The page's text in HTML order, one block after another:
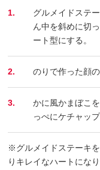
1.
グルメイドステ
ん中を斜めに切
ート型にする。
2. のりで作った顔
3.
かに風かまぼこ
っぺにケチャップ
※グルメイドステーキ
りキレイなハートになり